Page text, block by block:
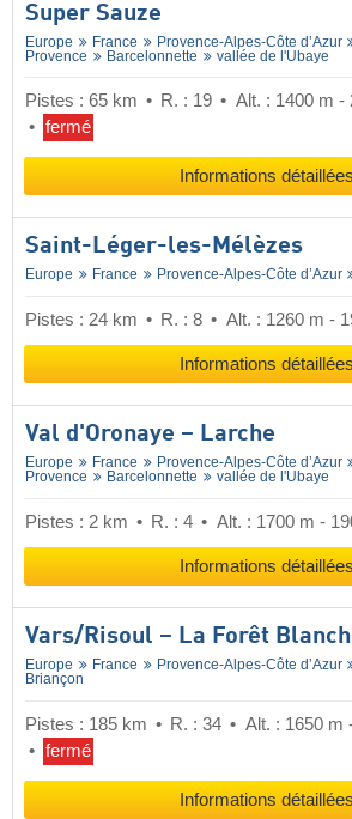
Super Sauze
Europe France Provence-Alpes-Côte d’Azur
Provence
Barcelonnette vallée de l'Ubaye
Pistes : 65 km R. : 19 Alt. : 1400 m -
fermé
Informations détaillées
Saint-Léger-les-Mélèzes
Europe France Provence-Alpes-Côte d’Azur
Pistes : 24 km R. : 8 Alt. : 1260 m -
Informations détaillées
Val d'Oronaye – Larche
Europe France Provence-Alpes-Côte d’Azur
Provence
Barcelonnette vallée de l'Ubaye
Pistes : 2 km R. : 4 Alt. : 1700 m -
Informations détaillées
Vars/​Risoul – La Forêt
Europe France Provence-Alpes-Côte d’Azur
Briançon
Pistes : 185 km R. : 34 Alt. : 1650 m
fermé
Informations détaillées